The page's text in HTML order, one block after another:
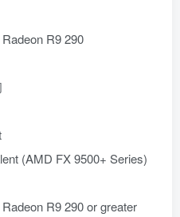
R9 290
(AMD FX 9500+ Series)
R9 290 or greater